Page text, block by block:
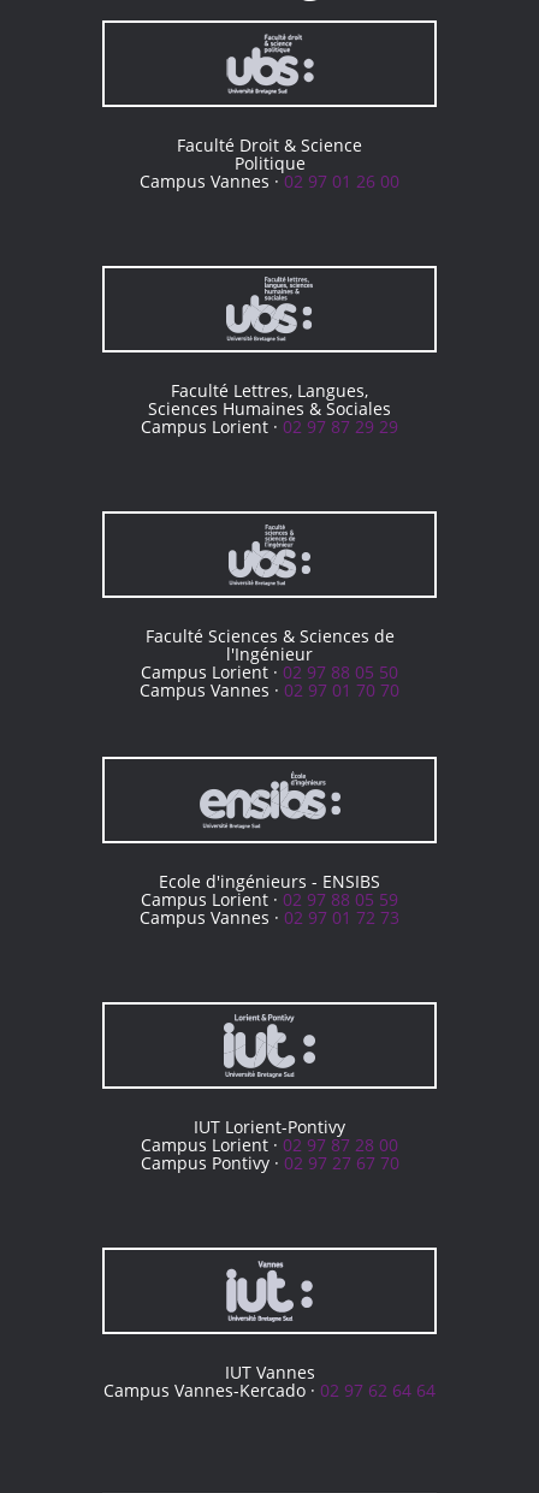
Faculté Droit & Science
Politique
Campus Vannes ·02 97 01 26 00
Faculté Lettres, Langues,
Sciences Humaines & Sociales
Campus Lorient · 02 97 87 29 29
Faculté Sciences & Sciences de
l'Ingénieur
Campus Lorient · 02 97 88 05 50
Campus Vannes · 02 97 01 70 70
Ecole d'ingénieurs - ENSIBS
Campus Lorient · 02 97 88 05 59
Campus Vannes · 02 97 01 72 73
IUT Lorient-Pontivy
Campus Lorient · 02 97 87 28 00
Campus Pontivy · 02 97 27 67 70
IUT Vannes
Campus Vannes-Kercado · 02 97 62 64 64